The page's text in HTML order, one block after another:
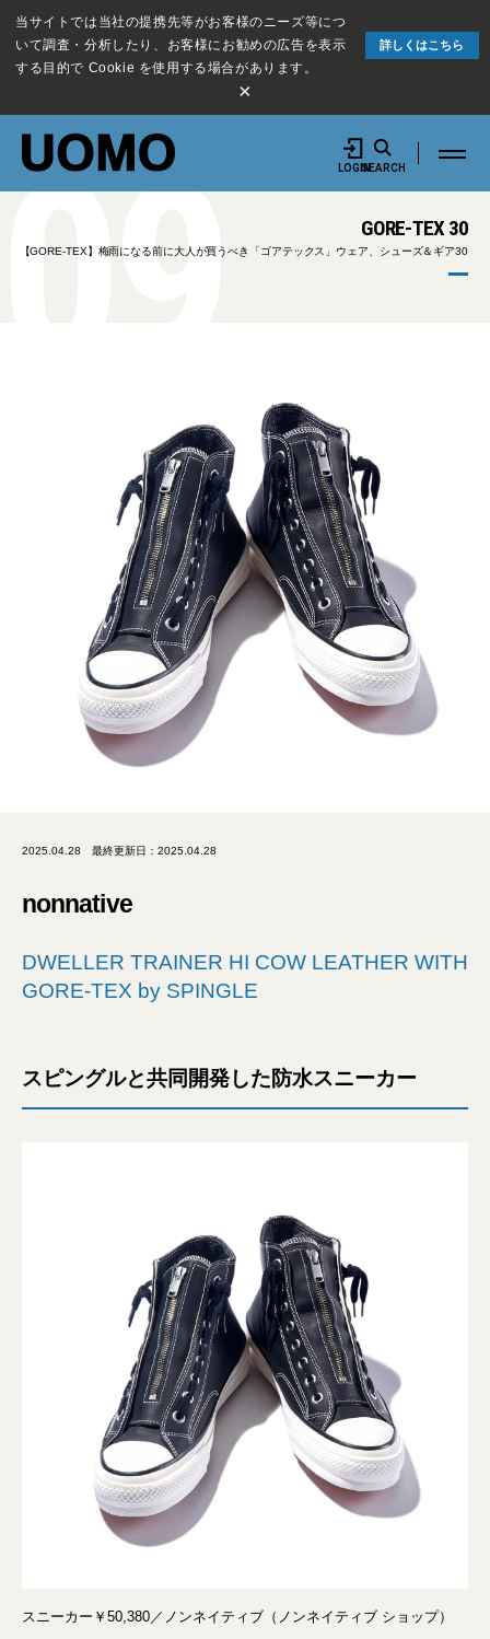
当サイトでは当社の提携先等がお客様のニーズ等につ
いて調査・分析したり、お客様にお勧めの広告を表示
する目的で Cookie を使用する場合があります。
詳しくはこちら
×
LOGINSEARCH
GORE-TEX 30
【GORE-TEX】梅雨になる前に大人が買うべき「ゴアテックス」ウェア、シューズ＆ギア30
09
2025.04.28 最終更新日：2025.04.28
nonnative
DWELLER TRAINER HI COW LEATHER WITH
GORE-TEX by SPINGLE
スピングルと共同開発した防水スニーカー
スニーカー￥50,380／ノンネイティブ（ノンネイティブ ショップ）